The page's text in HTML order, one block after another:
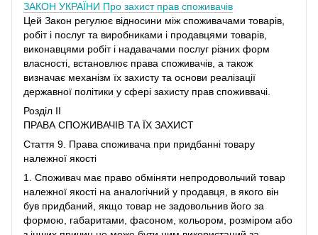
ЗАКОН УКРАЇНИ Про захист прав споживачів
Цей Закон регулює відносини між споживачами товарів,
робіт і послуг та виробниками і продавцями товарів,
виконавцями робіт і надавачами послуг різних форм
власності, встановлює права споживачів, а також
визначає механізм їх захисту та основи реалізації
державної політики у сфері захисту прав споживвачі.
Розділ II
ПРАВА СПОЖИВАЧІВ ТА ЇХ ЗАХИСТ
Стаття 9. Права споживача при придбанні товару
належної якості
1. Споживач має право обміняти непродовольчий товар
належної якості на аналогічний у продавця, в якого він
був придбаний, якщо товар не задовольнив його за
формою, габаритами, фасоном, кольором, розміром або